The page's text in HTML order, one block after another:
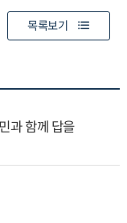
목록보기
과 함께 답을